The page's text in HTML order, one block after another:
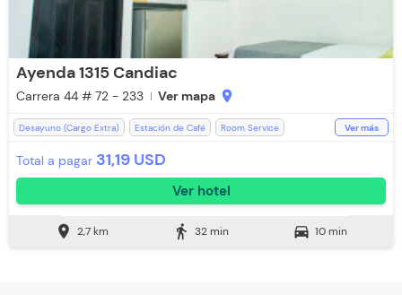
Ayenda 1315 Candiac
Carrera 44 # 72 - 233 Ver mapa location_on
Desayuno (Cargo Extra) Estación de Café
Room Service
Aceptan Niños
Ver más
Total a pagar 31,19 USD
Ver hotel
location_on 2,7 km directions_walk 32 min directions_car 10 min